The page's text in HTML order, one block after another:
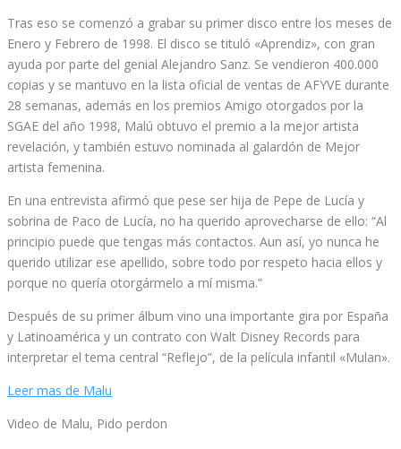
Tras eso se comenzó a grabar su primer disco entre los meses de
Enero y Febrero de 1998. El disco se tituló «Aprendiz», con gran
ayuda por parte del genial Alejandro Sanz. Se vendieron 400.000
copias y se mantuvo en la lista oficial de ventas de AFYVE durante
28 semanas, además en los premios Amigo otorgados por la
SGAE del año 1998, Malú obtuvo el premio a la mejor artista
revelación, y también estuvo nominada al galardón de Mejor
artista femenina.
En una entrevista afirmó que pese ser hija de Pepe de Lucía y
sobrina de Paco de Lucía, no ha querido aprovecharse de ello: “Al
principio puede que tengas más contactos. Aun así, yo nunca he
querido utilizar ese apellido, sobre todo por respeto hacia ellos y
porque no quería otorgármelo a mí misma.”
Después de su primer álbum vino una importante gira por España
y Latinoamérica y un contrato con Walt Disney Records para
interpretar el tema central “Reflejo”, de la película infantil «Mulan».
Leer mas de Malu
Video de Malu, Pido perdon